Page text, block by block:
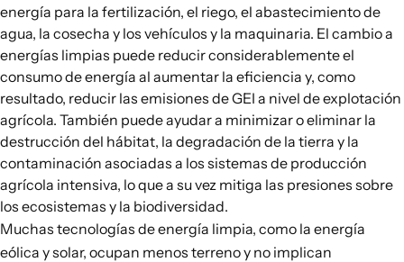
energía para la fertilización, el riego, el abastecimiento de
agua, la cosecha y los vehículos y la maquinaria. El cambio a
energías limpias puede reducir considerablemente el
consumo de energía al aumentar la eficiencia y, como
resultado, reducir las emisiones de GEI a nivel de explotación
agrícola. También puede ayudar a minimizar o eliminar la
destrucción del hábitat, la degradación de la tierra y la
contaminación asociadas a los sistemas de producción
agrícola intensiva, lo que a su vez mitiga las presiones sobre
los ecosistemas y la biodiversidad.
Muchas tecnologías de energía limpia, como la energía
eólica y solar, ocupan menos terreno y no implican